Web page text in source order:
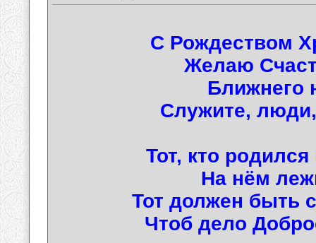
С Рождеством
Желаю
Ближнего
Служите,
Тот, кто
На нём
Тот должен быть
Чтоб дело